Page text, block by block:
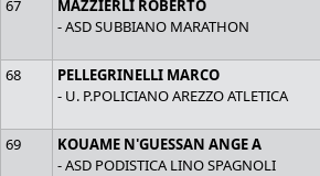
67
MAZZIERLI ROBERTO
- ASD SUBBIANO MARATHON
68
PELLEGRINELLI MARCO
- U. P.POLICIANO AREZZO ATLETICA
69
KOUAME N'GUESSAN ANGE A
- ASD PODISTICA LINO SPAGNOLI